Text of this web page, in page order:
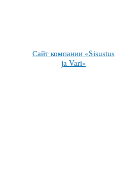
Сайт компании «Sisustus
ja Vari»